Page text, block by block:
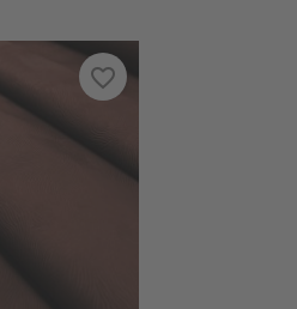
favorite_border